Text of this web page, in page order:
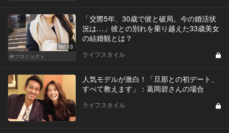
Vol.13
神プロジェクト
「交際5年、30歳で彼と破局。今の婚活状
況は…」彼との別れを乗り越えた33歳美女
の結婚観とは？
ライフスタイル
人気モデルが激白！「旦那との初デート、
すべて教えます」：葛岡碧さんの場合
ライフスタイル